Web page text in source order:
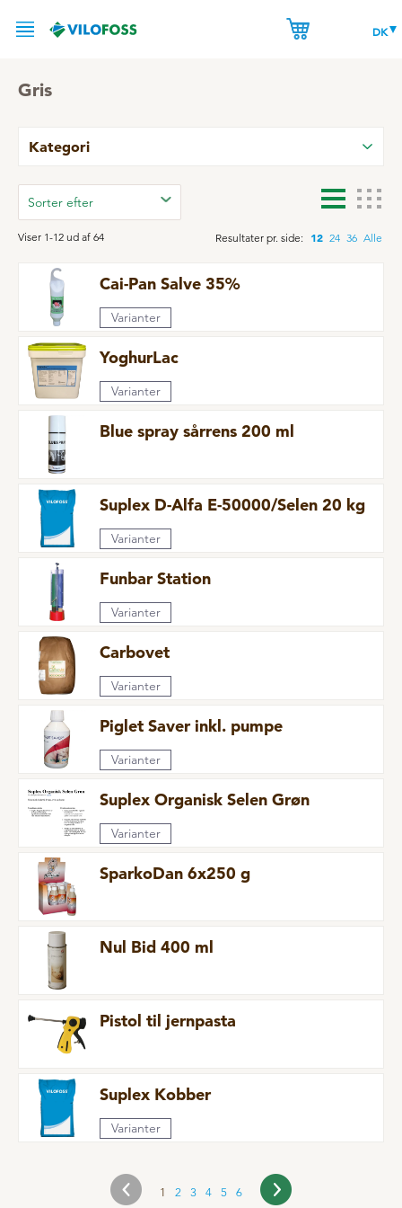
DK
MINERALER TIL GRIS
Stabilitet over hele linjen
MINERALER TIL KVÆG
Gårdmineraler
Organiske mineraler
GRIS
Mineralblandinger
Fødsel og starthjælp
Gyllehåndtering
Hygiejne
Jernprodukter
Mælkeerstatninger
Mærkning
Plejemidler
Problemløsere
Rode og beskæftigelsesmateriale
Sliksten og baljer
Til økologer
Vitaminer og mineraler
KVÆG
Mineralblandinger
Gyllehåndtering
Hygiejne
Kælvning
Mælkeerstatninger
Plejemidler
Problemløsere
Sliksten og baljer
Til økologer
Vitaminer og mineraler
E-Force
FJERKRÆ
NYHEDER
VORES VIDEN
BIOSECURITY GUIDE
DANISH PIG ACADEMY
VÅDFODER GUIDE
Blande og udfodringsteknik
Vådfodring - restløs kontra ikke restløs fodring
Analyse af vådfoder
Rengøring opstart og desinfektion
OM VILOFOSS
HVEM ER VI
KVALITETSSTYRING
CSR
LØS LEVERING
COOKIE POLITIK
KONTAKT
Gris
Kategori
Viser 1-12 ud af 64 Resultater pr. side: 12 24 36 Alle
Cai-Pan Salve 35%
Varianter
YoghurLac
Varianter
Blue spray sårrens 200 ml
Suplex D-Alfa E-50000/Selen 20 kg
Varianter
Funbar Station
Varianter
Carbovet
Varianter
Piglet Saver inkl. pumpe
Varianter
Suplex Organisk Selen Grøn
Varianter
SparkoDan 6x250 g
Nul Bid 400 ml
Pistol til jernpasta
Suplex Kobber
Varianter
1 2 3 4 5 6